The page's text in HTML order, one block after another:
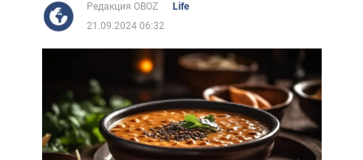
Редакция OBOZ
Life
21.09.2024 06:32